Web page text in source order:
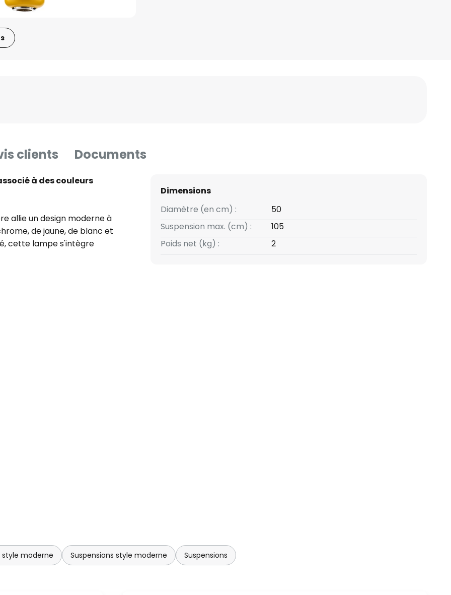
clients Documents
à des couleurs
allie un design moderne à
de jaune, de blanc et
cette lampe s'intègre
le salon, la cuisine ou la
la possibilité de régler
externe, ce qui permet
en Europe et séduit
moderne.
Dimensions
Diamètre (en cm) :
50
Suspension max. (cm) :
105
Poids net (kg) :
2
style moderne Suspensions style moderne Suspensions